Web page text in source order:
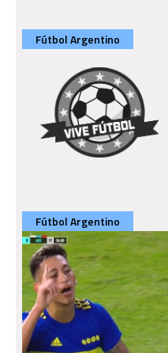
Fútbol Argentino
Fútbol Argentino